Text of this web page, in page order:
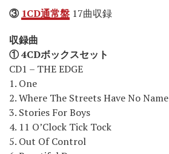
③ 1CD通常盤 17曲収録
収録曲
① 4CDボックスセット
CD1 – THE EDGE
1. One
2. Where The Streets Have No Name
3. Stories For Boys
4. 11 O’Clock Tick Tock
5. Out Of Control